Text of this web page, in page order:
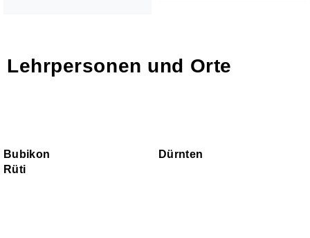
Jugendchor
Lehrpersonen und Orte
Bubikon
Dürnten
Rüti